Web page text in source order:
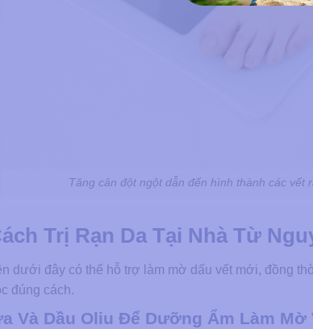
Tăng cân đột ngột dẫn đến hình thành các vết
Trị Rạn Da Tại Nhà Từ
dưới đây có thể hỗ trợ làm mờ dấu vết mới, đồng
đúng cách.
Và Dầu Oliu Để Dưỡng Ẩm Làm Mờ